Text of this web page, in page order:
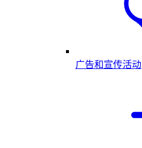
广告和宣传活动